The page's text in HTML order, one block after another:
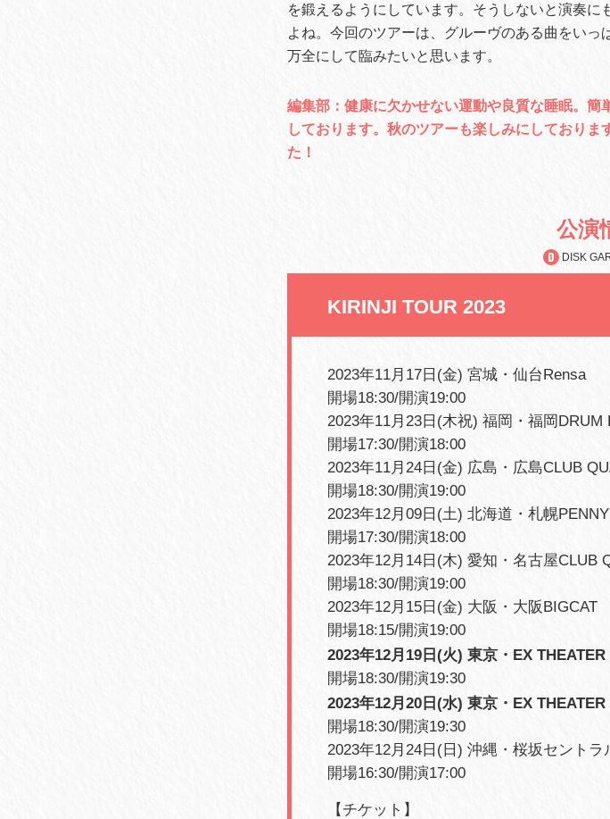
を鍛えるようにしています。そうしないと演奏
よね。今回のツアーは、グルーヴのある曲をい
万全にして臨みたいと思います。
編集部：健康に欠かせない運動や良質な睡眠。
しております。秋のツアーも楽しみにしており
た！
公演
DISK
KIRINJI TOUR 2023
2023年11月17日(金) 宮城・仙台Rensa
開場18:30/開演19:00
2023年11月23日(木祝) 福岡・福岡DRUM
開場17:30/開演18:00
2023年11月24日(金) 広島・広島CLUB
開場18:30/開演19:00
2023年12月09日(土) 北海道・札幌
開場17:30/開演18:00
2023年12月14日(木) 愛知・名古屋CLUB
開場18:30/開演19:00
2023年12月15日(金) 大阪・大阪BIGCAT
開場18:15/開演19:00
2023年12月19日(火) 東京・EX THEATER
開場18:30/開演19:30
2023年12月20日(水) 東京・EX THEATER
開場18:30/開演19:30
2023年12月24日(日) 沖縄・桜坂セントラ
開場16:30/開演17:00
【チケット】